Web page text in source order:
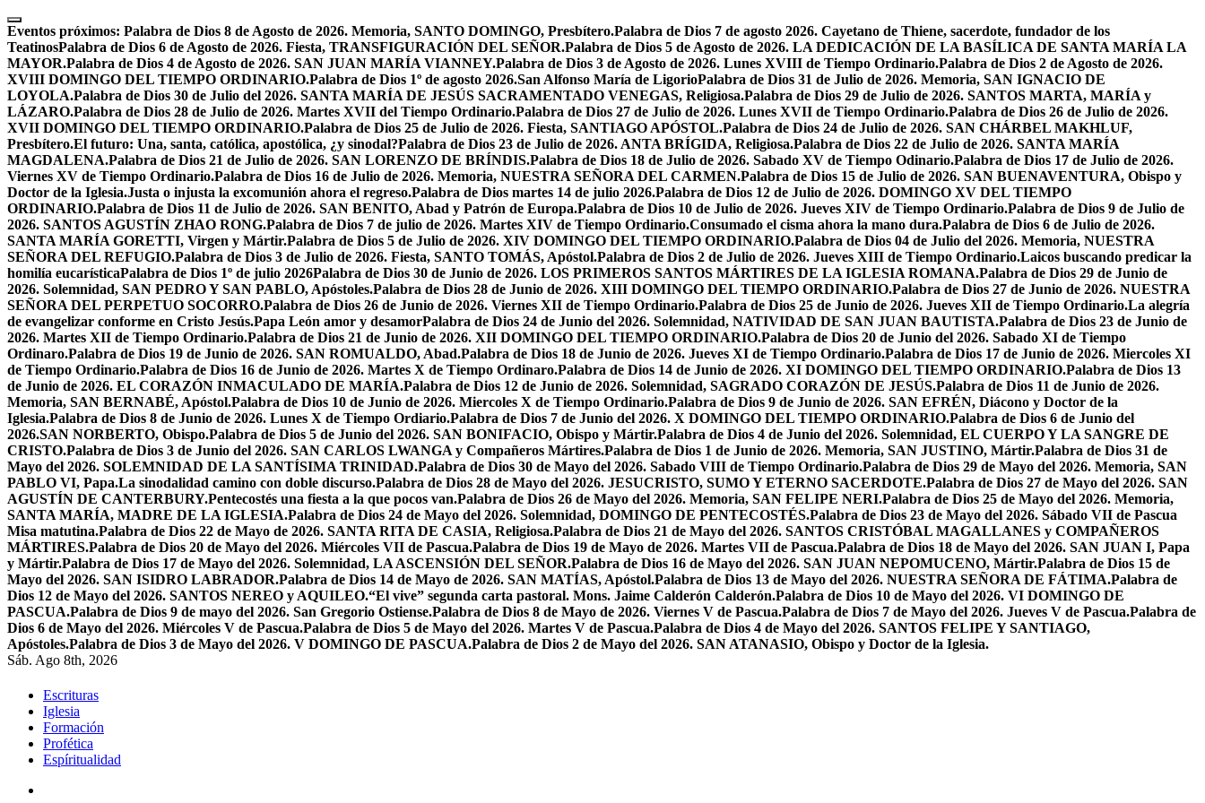
Skip
to
content
Eventos próximos: Palabra de Dios 8 de Agosto de 2026. Memoria, SANTO DOMINGO, Presbítero.Palabra de Dios 7 de agosto 2026. Cayetano de Thiene, sacerdote, fundador de los
TeatinosPalabra de Dios 6 de Agosto de 2026. Fiesta, TRANSFIGURACIÓN DEL SEÑOR.Palabra de Dios 5 de Agosto de 2026. LA DEDICACIÓN DE LA BASÍLICA DE SANTA MARÍA LA
MAYOR.Palabra de Dios 4 de Agosto de 2026. SAN JUAN MARÍA VIANNEY.Palabra de Dios 3 de Agosto de 2026. Lunes XVIII de Tiempo Ordinario.Palabra de Dios 2 de Agosto de 2026.
XVIII DOMINGO DEL TIEMPO ORDINARIO.Palabra de Dios 1º de agosto 2026.San Alfonso María de LigorioPalabra de Dios 31 de Julio de 2026. Memoria, SAN IGNACIO DE
LOYOLA.Palabra de Dios 30 de Julio del 2026. SANTA MARÍA DE JESÚS SACRAMENTADO VENEGAS, Religiosa.Palabra de Dios 29 de Julio de 2026. SANTOS MARTA, MARÍA y
LÁZARO.Palabra de Dios 28 de Julio de 2026. Martes XVII del Tiempo Ordinario.Palabra de Dios 27 de Julio de 2026. Lunes XVII de Tiempo Ordinario.Palabra de Dios 26 de Julio de 2026.
XVII DOMINGO DEL TIEMPO ORDINARIO.Palabra de Dios 25 de Julio de 2026. Fiesta, SANTIAGO APÓSTOL.Palabra de Dios 24 de Julio de 2026. SAN CHÁRBEL MAKHLUF,
Presbítero.El futuro: Una, santa, católica, apostólica, ¿y sinodal?Palabra de Dios 23 de Julio de 2026. ANTA BRÍGIDA, Religiosa.Palabra de Dios 22 de Julio de 2026. SANTA MARÍA
MAGDALENA.Palabra de Dios 21 de Julio de 2026. SAN LORENZO DE BRÍNDIS.Palabra de Dios 18 de Julio de 2026. Sabado XV de Tiempo Odinario.Palabra de Dios 17 de Julio de 2026.
Viernes XV de Tiempo Ordinario.Palabra de Dios 16 de Julio de 2026. Memoria, NUESTRA SEÑORA DEL CARMEN.Palabra de Dios 15 de Julio de 2026. SAN BUENAVENTURA, Obispo y
Doctor de la Iglesia.Justa o injusta la excomunión ahora el regreso.Palabra de Dios martes 14 de julio 2026.Palabra de Dios 12 de Julio de 2026. DOMINGO XV DEL TIEMPO
ORDINARIO.Palabra de Dios 11 de Julio de 2026. SAN BENITO, Abad y Patrón de Europa.Palabra de Dios 10 de Julio de 2026. Jueves XIV de Tiempo Ordinario.Palabra de Dios 9 de Julio de
2026. SANTOS AGUSTÍN ZHAO RONG.Palabra de Dios 7 de julio de 2026. Martes XIV de Tiempo Ordinario.Consumado el cisma ahora la mano dura.Palabra de Dios 6 de Julio de 2026.
SANTA MARÍA GORETTI, Virgen y Mártir.Palabra de Dios 5 de Julio de 2026. XIV DOMINGO DEL TIEMPO ORDINARIO.Palabra de Dios 04 de Julio del 2026. Memoria, NUESTRA
SEÑORA DEL REFUGIO.Palabra de Dios 3 de Julio de 2026. Fiesta, SANTO TOMÁS, Apóstol.Palabra de Dios 2 de Julio de 2026. Jueves XIII de Tiempo Ordinario.Laicos buscando predicar la
homilía eucarísticaPalabra de Dios 1º de julio 2026Palabra de Dios 30 de Junio de 2026. LOS PRIMEROS SANTOS MÁRTIRES DE LA IGLESIA ROMANA.Palabra de Dios 29 de Junio de
2026. Solemnidad, SAN PEDRO Y SAN PABLO, Apóstoles.Palabra de Dios 28 de Junio de 2026. XIII DOMINGO DEL TIEMPO ORDINARIO.Palabra de Dios 27 de Junio de 2026. NUESTRA
SEÑORA DEL PERPETUO SOCORRO.Palabra de Dios 26 de Junio de 2026. Viernes XII de Tiempo Ordinario.Palabra de Dios 25 de Junio de 2026. Jueves XII de Tiempo Ordinario.La alegría
de evangelizar conforme en Cristo Jesús.Papa León amor y desamorPalabra de Dios 24 de Junio del 2026. Solemnidad, NATIVIDAD DE SAN JUAN BAUTISTA.Palabra de Dios 23 de Junio de
2026. Martes XII de Tiempo Ordinario.Palabra de Dios 21 de Junio de 2026. XII DOMINGO DEL TIEMPO ORDINARIO.Palabra de Dios 20 de Junio del 2026. Sabado XI de Tiempo
Ordinaro.Palabra de Dios 19 de Junio de 2026. SAN ROMUALDO, Abad.Palabra de Dios 18 de Junio de 2026. Jueves XI de Tiempo Ordinario.Palabra de Dios 17 de Junio de 2026. Miercoles XI
de Tiempo Ordinario.Palabra de Dios 16 de Junio de 2026. Martes X de Tiempo Ordinaro.Palabra de Dios 14 de Junio de 2026. XI DOMINGO DEL TIEMPO ORDINARIO.Palabra de Dios 13
de Junio de 2026. EL CORAZÓN INMACULADO DE MARÍA.Palabra de Dios 12 de Junio de 2026. Solemnidad, SAGRADO CORAZÓN DE JESÚS.Palabra de Dios 11 de Junio de 2026.
Memoria, SAN BERNABÉ, Apóstol.Palabra de Dios 10 de Junio de 2026. Miercoles X de Tiempo Ordinario.Palabra de Dios 9 de Junio de 2026. SAN EFRÉN, Diácono y Doctor de la
Iglesia.Palabra de Dios 8 de Junio de 2026. Lunes X de Tiempo Ordiario.Palabra de Dios 7 de Junio del 2026. X DOMINGO DEL TIEMPO ORDINARIO.Palabra de Dios 6 de Junio del
2026.SAN NORBERTO, Obispo.Palabra de Dios 5 de Junio del 2026. SAN BONIFACIO, Obispo y Mártir.Palabra de Dios 4 de Junio del 2026. Solemnidad, EL CUERPO Y LA SANGRE DE
CRISTO.Palabra de Dios 3 de Junio del 2026. SAN CARLOS LWANGA y Compañeros Mártires.Palabra de Dios 1 de Junio de 2026. Memoria, SAN JUSTINO, Mártir.Palabra de Dios 31 de
Mayo del 2026. SOLEMNIDAD DE LA SANTÍSIMA TRINIDAD.Palabra de Dios 30 de Mayo del 2026. Sabado VIII de Tiempo Ordinario.Palabra de Dios 29 de Mayo del 2026. Memoria, SAN
PABLO VI, Papa.La sinodalidad camino con doble discurso.Palabra de Dios 28 de Mayo del 2026. JESUCRISTO, SUMO Y ETERNO SACERDOTE.Palabra de Dios 27 de Mayo del 2026. SAN
AGUSTÍN DE CANTERBURY.Pentecostés una fiesta a la que pocos van.Palabra de Dios 26 de Mayo del 2026. Memoria, SAN FELIPE NERI.Palabra de Dios 25 de Mayo del 2026. Memoria,
SANTA MARÍA, MADRE DE LA IGLESIA.Palabra de Dios 24 de Mayo del 2026. Solemnidad, DOMINGO DE PENTECOSTÉS.Palabra de Dios 23 de Mayo del 2026. Sábado VII de Pascua
Misa matutina.Palabra de Dios 22 de Mayo de 2026. SANTA RITA DE CASIA, Religiosa.Palabra de Dios 21 de Mayo del 2026. SANTOS CRISTÓBAL MAGALLANES y COMPAÑEROS
MÁRTIRES.Palabra de Dios 20 de Mayo del 2026. Miércoles VII de Pascua.Palabra de Dios 19 de Mayo de 2026. Martes VII de Pascua.Palabra de Dios 18 de Mayo del 2026. SAN JUAN I, Papa
y Mártir.Palabra de Dios 17 de Mayo del 2026. Solemnidad, LA ASCENSIÓN DEL SEÑOR.Palabra de Dios 16 de Mayo del 2026. SAN JUAN NEPOMUCENO, Mártir.Palabra de Dios 15 de
Mayo del 2026. SAN ISIDRO LABRADOR.Palabra de Dios 14 de Mayo de 2026. SAN MATÍAS, Apóstol.Palabra de Dios 13 de Mayo del 2026. NUESTRA SEÑORA DE FÁTIMA.Palabra de
Dios 12 de Mayo del 2026. SANTOS NEREO y AQUILEO.“El vive” segunda carta pastoral. Mons. Jaime Calderón Calderón.Palabra de Dios 10 de Mayo del 2026. VI DOMINGO DE
PASCUA.Palabra de Dios 9 de mayo del 2026. San Gregorio Ostiense.Palabra de Dios 8 de Mayo de 2026. Viernes V de Pascua.Palabra de Dios 7 de Mayo del 2026. Jueves V de Pascua.Palabra de
Dios 6 de Mayo del 2026. Miércoles V de Pascua.Palabra de Dios 5 de Mayo del 2026. Martes V de Pascua.Palabra de Dios 4 de Mayo del 2026. SANTOS FELIPE Y SANTIAGO,
Apóstoles.Palabra de Dios 3 de Mayo del 2026. V DOMINGO DE PASCUA.Palabra de Dios 2 de Mayo del 2026. SAN ATANASIO, Obispo y Doctor de la Iglesia.
Sáb. Ago 8th, 2026
Escrituras
Iglesia
Formación
Profética
Espíritualidad